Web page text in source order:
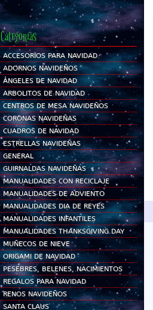
Categorías
ACCESORIOS PARA NAVIDAD
ADORNOS NAVIDEÑOS
ÁNGELES DE NAVIDAD
ARBOLITOS DE NAVIDAD
CENTROS DE MESA NAVIDEÑOS
CORONAS NAVIDEÑAS
CUADROS DE NAVIDAD
ESTRELLAS NAVIDEÑAS
GENERAL
GUIRNALDAS NAVIDEÑAS
MANUALIDADES CON RECICLAJE
MANUALIDADES DE ADVIENTO
MANUALIDADES DIA DE REYES
MANUALIDADES INFANTILES
MANUALIDADES THANKSGIVING DAY
MUÑECOS DE NIEVE
ORIGAMI DE NAVIDAD
PESEBRES, BELENES, NACIMIENTOS
REGALOS PARA NAVIDAD
RENOS NAVIDEÑOS
SANTA CLAUS